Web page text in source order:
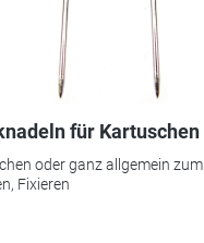
für Kartuschen
oder ganz allgemein zum
Fixieren